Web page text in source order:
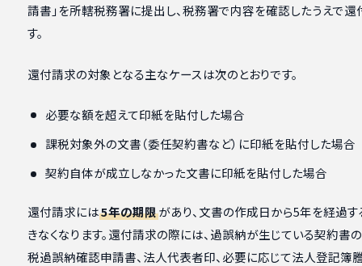
請書」を所轄税務署に提出し、税務署で内容を確認したうえで還
す。
還付請求の対象となる主なケースは次のとおりです。
必要な額を超えて印紙を貼付した場合
課税対象外の文書（委任契約書など）に印紙を貼付した場合
契約自体が成立しなかった文書に印紙を貼付した場合
還付請求には5年の期限があり、文書の作成日から5年を経過
きなくなります。還付請求の際には、過誤納が生じている契約書
税過誤納確認申請書、法人代表者印、必要に応じて法人登記簿